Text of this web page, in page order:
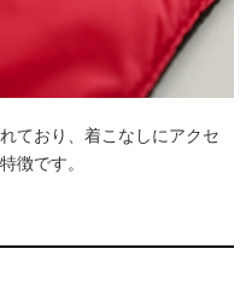
ており、着こなしにアクセ
徴です。